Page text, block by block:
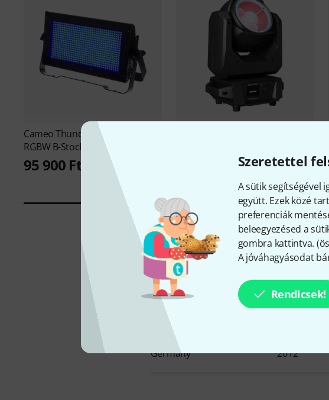
Szeretettel
A sütik segítségével
együtt. Ezek közé
preferenciák
beleegyezésed a
gombra kattintva. (
A jóváhagyásodat
Rendicsek!
CameoThunder Wash 600
RGBW B-Stock
95 900 Ft
Cameo
SZÉKHELY
Germany 2012